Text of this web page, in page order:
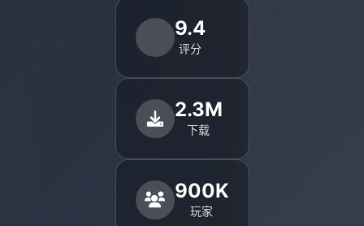
9.4
评分
2.3M
下载
900K
玩家